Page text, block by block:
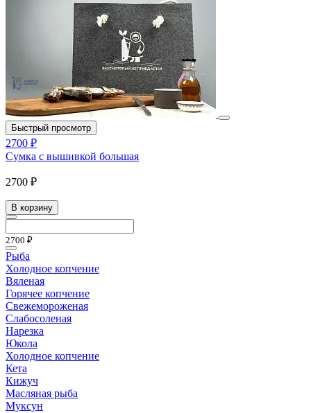
Быстрый просмотр
2700 ₽
Сумка с вышивкой большая
2700 ₽
В корзину
2700 ₽
Рыба
Холодное копчение
Вяленая
Горячее копчение
Свежемороженая
Слабосоленая
Нарезка
Юкола
Холодное копчение
Кета
Кижуч
Масляная рыба
Муксун